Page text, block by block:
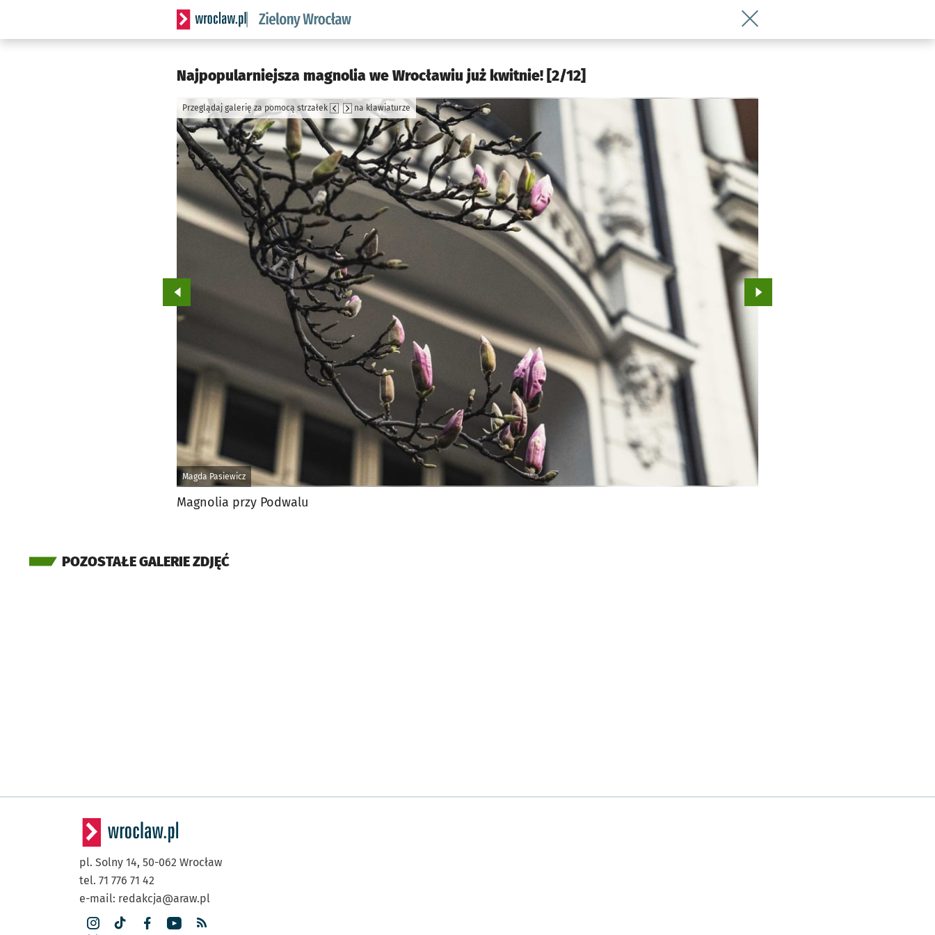
Serwis informacyjny wroclaw.pl podserwis: Środowisko we Wrocławiu
Wróć do artykułu Najpopularniejsza
Najpopularniejsza magnolia we Wrocławiu już kwitnie! [2/12]
Magda Pasiewicz
Przeglądaj galerię za pomocą strzałek na klawiaturze
Przejdź do poprzedniego zdjęcia. Przejdź do kolejnego zdjęcia.
Magnolia przy Podwalu
POZOSTAŁE GALERIE ZDJĘĆ
pl. Solny 14, 50-062 Wrocław
tel. 71 776 71 42
e-mail: redakcja@araw.pl